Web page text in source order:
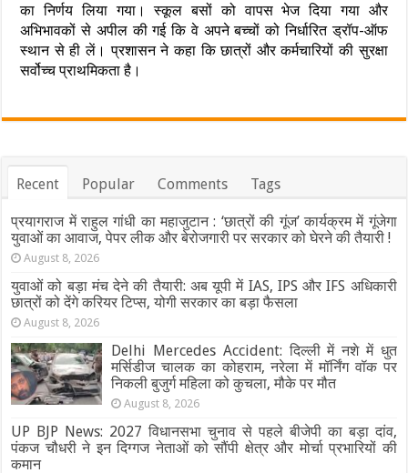
का निर्णय लिया गया। स्कूल बसों को वापस भेज दिया गया और
अभिभावकों से अपील की गई कि वे अपने बच्चों को निर्धारित ड्रॉप-ऑफ
स्थान से ही लें। प्रशासन ने कहा कि छात्रों और कर्मचारियों की सुरक्षा
सर्वोच्च प्राथमिकता है।
Recent Popular Comments Tags
प्रयागराज में राहुल गांधी का महाजुटान : ‘छात्रों की गूंज’ कार्यक्रम में गूंजेगा
युवाओं का आवाज, पेपर लीक और बेरोजगारी पर सरकार को घेरने की तैयारी !
August 8, 2026
युवाओं को बड़ा मंच देने की तैयारी: अब यूपी में IAS, IPS और IFS अधिकारी
छात्रों को देंगे करियर टिप्स, योगी सरकार का बड़ा फैसला
August 8, 2026
Delhi Mercedes Accident: दिल्ली में नशे में धुत
मर्सिडीज चालक का कोहराम, नरेला में मॉर्निंग वॉक पर
निकली बुजुर्ग महिला को कुचला, मौके पर मौत
August 8, 2026
UP BJP News: 2027 विधानसभा चुनाव से पहले बीजेपी का बड़ा दांव,
पंकज चौधरी ने इन दिग्गज नेताओं को सौंपी क्षेत्र और मोर्चा प्रभारियों की
कमान